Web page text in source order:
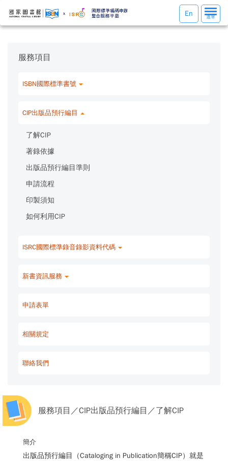
選
單
選單
En
服務項目
ISBN國際標準書號
CIP出版品預行編目
了解CIP
著錄依據
出版品預行編目準則
申請流程
印製須知
如何利用CIP
ISRC國際標準錄音錄影資料代碼
新書資訊服務
申請表單
相關規定
聯絡我們
服務項目／CIP出版品預行編目／了解CIP
簡介
出版品預行編目（Cataloging in Publication簡稱CIP）就是